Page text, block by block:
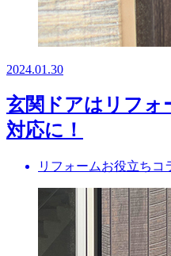
2024.01.30
玄関ドアはリフォ
対応に！
リフォームお役立ちコ